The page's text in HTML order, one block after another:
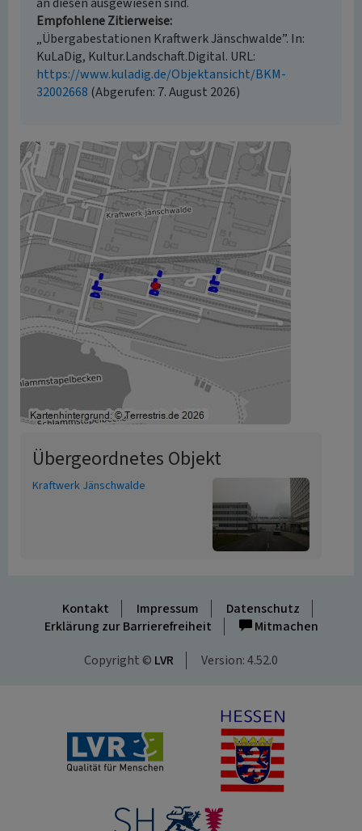
Empfohlene Zitierweise
„Übergabestationen Kraftwerk Jänschwalde”. In:
KuLaDig, Kultur.Landschaft.Digital. URL:
https://www.kuladig.de/Objektansicht/BKM-
32002668 (Abgerufen: 7. August 2026)
Übergeordnetes Objekt
Kraftwerk Jänschwalde
Kontakt Impressum
Datenschutz
Erklärung zur Barrierefreiheit
Mitmachen
Copyright © LVR Version: 4.52.0